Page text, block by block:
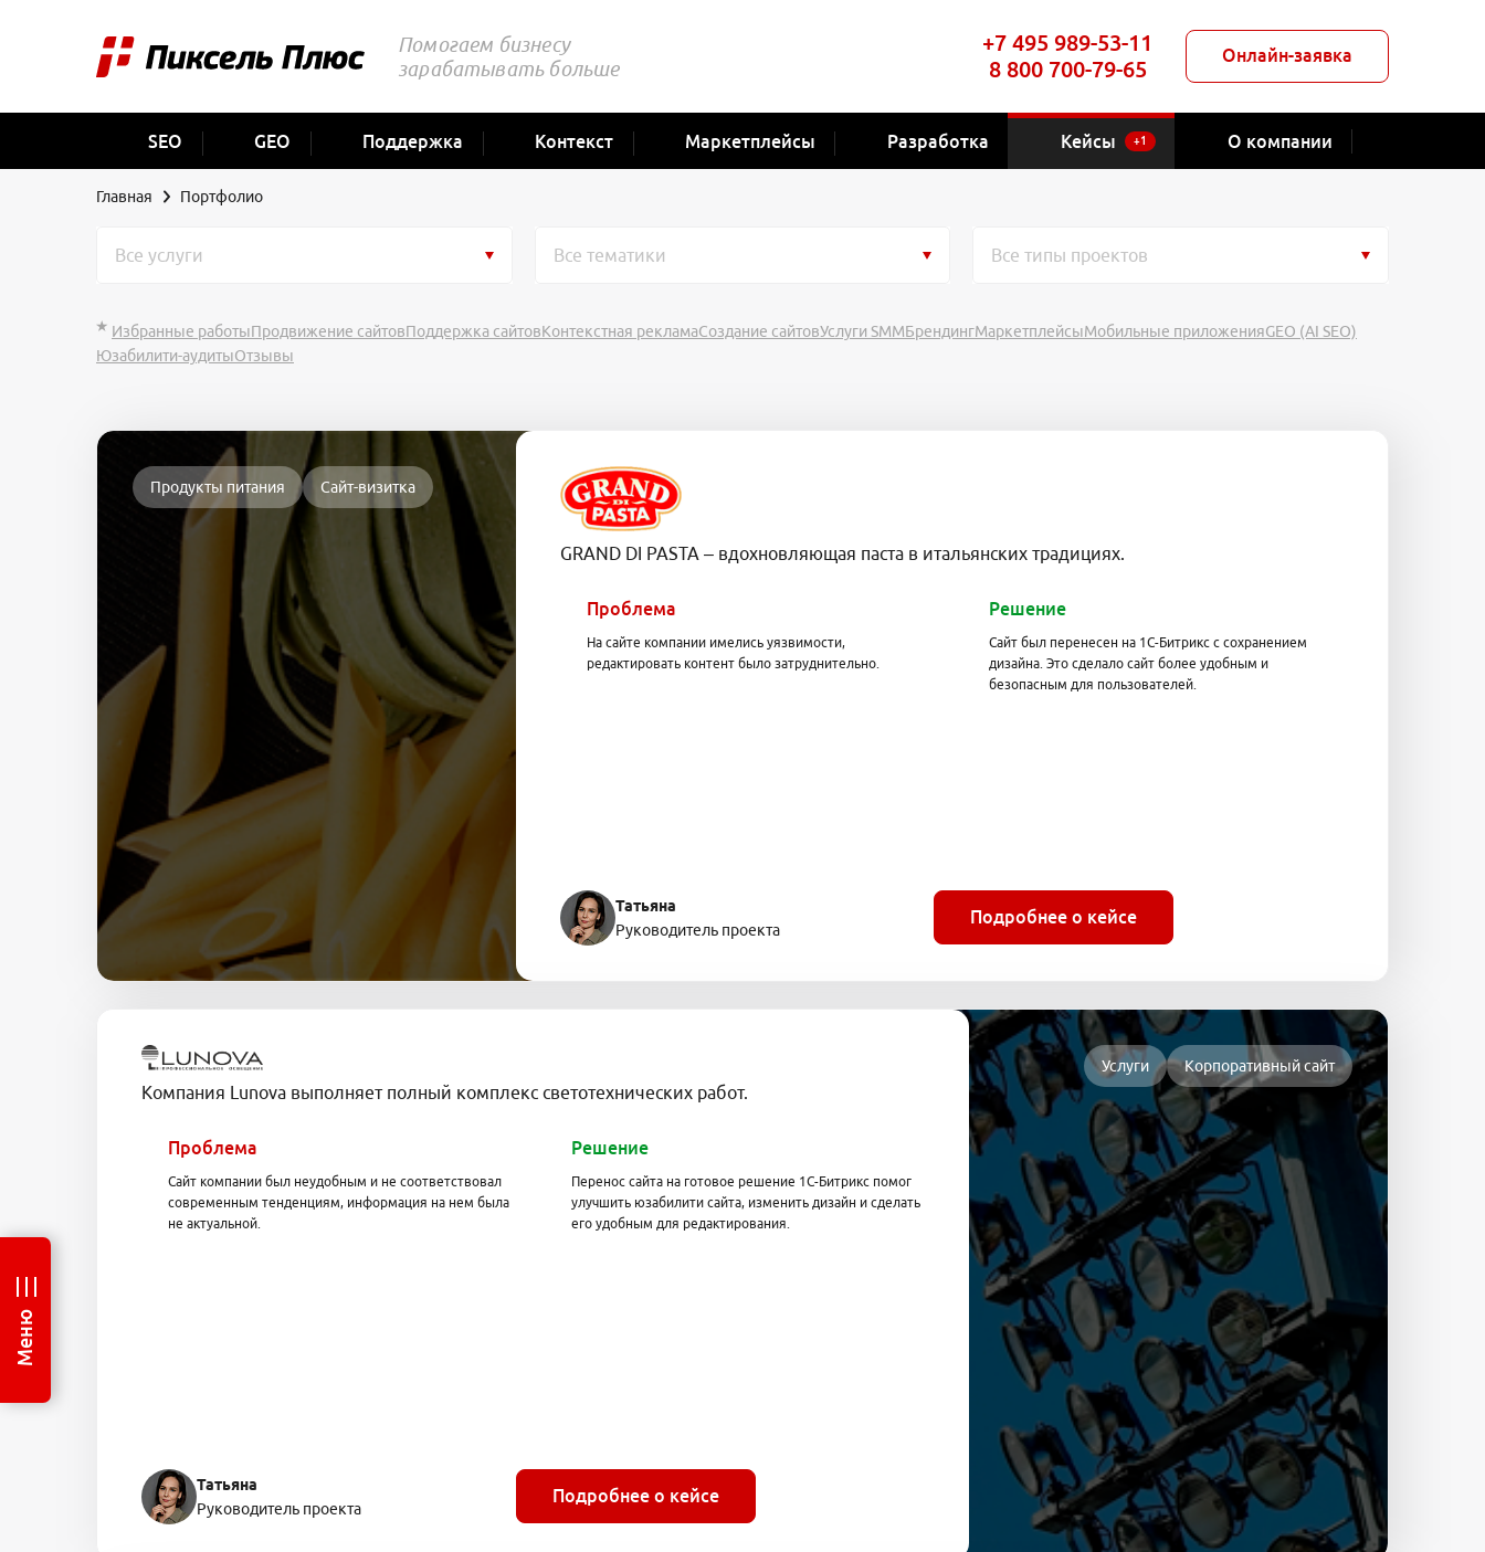
Помогаем бизнесу
зарабатывать больше
+7 495 989-53-11
8 800 700-79-65
Онлайн-заявка
SEO GEO Поддержка Контекст Маркетплейсы Разработка Кейсы +1 О компании
Главная Портфолио
Все услуги Все тематики Все типы проектов
Избранные работыПродвижение сайтовПоддержка сайтовКонтекстная рекламаСоздание сайтовУслуги SMMБрендингМаркетплейсыМобильные приложенияGEO (AI SEO)
Юзабилити-аудитыОтзывы
Продукты питания Сайт-визитка
GRAND DI PASTA – вдохновляющая паста в итальянских традициях.
Проблема
На сайте компании имелись уязвимости,
редактировать контент было затруднительно.
Решение
Сайт был перенесен на 1С-Битрикс с сохранением
дизайна. Это сделало сайт более удобным и
безопасным для пользователей.
Татьяна
Руководитель проекта
Подробнее о кейсе
Услуги Корпоративный сайт
Компания Lunova выполняет полный комплекс светотехнических работ.
Проблема
Сайт компании был неудобным и не соответствовал
современным тенденциям, информация на нем была
не актуальной.
Решение
Перенос сайта на готовое решение 1С-Битрикс помог
улучшить юзабилити сайта, изменить дизайн и сделать
его удобным для редактирования.
Татьяна
Руководитель проекта
Подробнее о кейсе
Меню